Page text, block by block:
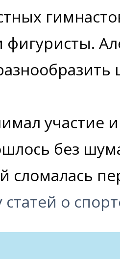
фигуристы.
участие
без
сломалась
о